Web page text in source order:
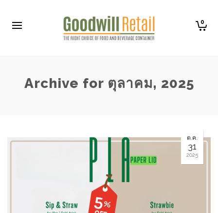
0
Archive for ตุลาคม, 2025
ต.ค.
31
2025